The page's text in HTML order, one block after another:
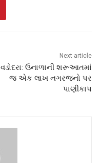
Next article
વડોદરા: ઉનાળાની શરૂઆતમાં
જ એક લાખ નગરજનો પર
પાણીકાપ